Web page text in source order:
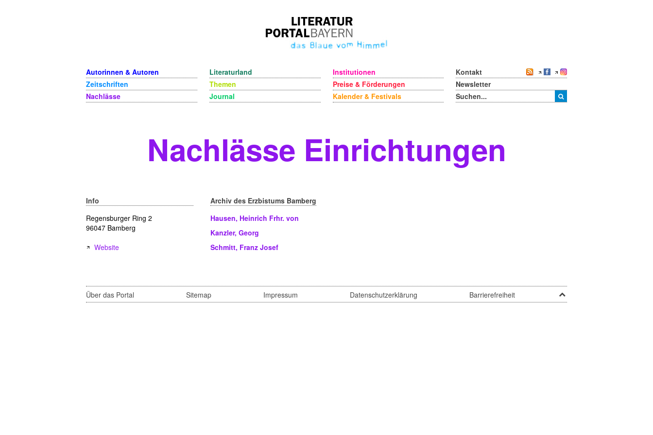
Autorinnen & Autoren
Zeitschriften
Nachlässe
Literaturland
Themen
Journal
Institutionen
Preise & Förderungen
Kalender & Festivals
Kontakt
Newsletter
Nachlässe Einrichtungen
Info
Regensburger Ring 2
96047 Bamberg
Website
Archiv des Erzbistums Bamberg
Hausen, Heinrich Frhr. von
Kanzler, Georg
Schmitt, Franz Josef
Über das Portal Sitemap Impressum Datenschutzerklärung Barrierefreiheit